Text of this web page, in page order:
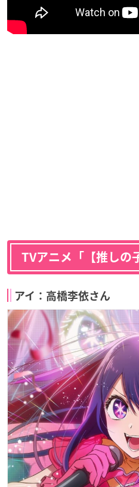
TVアニメ「【推しの
アイ：高橋李依さん